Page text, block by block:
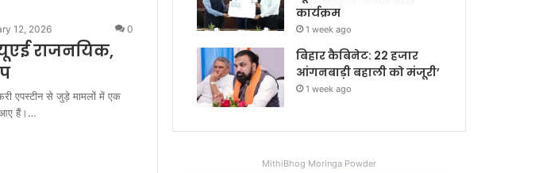
12, 2026 0
राजनयिक,
एपस्टीन से जुड़े मामलों में एक
आए हैं।…
कार्यक्रम
1 week ago
बिहार कैबिनेट: 22 हजार
आंगनबाड़ी बहाली को मंजूरी’
1 week ago
MithiBhog Moringa Powder